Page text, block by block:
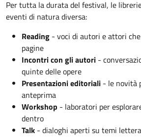
Per tutta la durata del festival, le
eventi di natura diversa:
Reading - voci di autori e attori
pagine
Incontri con gli autori -
quinte delle opere
Presentazioni editoriali - le novità
anteprima
Workshop - laboratori per
dentro
Talk - dialoghi aperti su temi